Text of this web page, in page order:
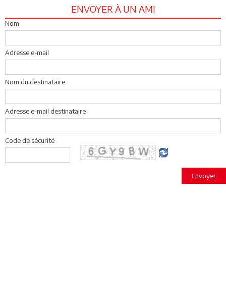
ENVOYER À UN AMI
Nom
Adresse e-mail
Nom du destinataire
Adresse e-mail destinataire
Code de sécurité
Envoyer